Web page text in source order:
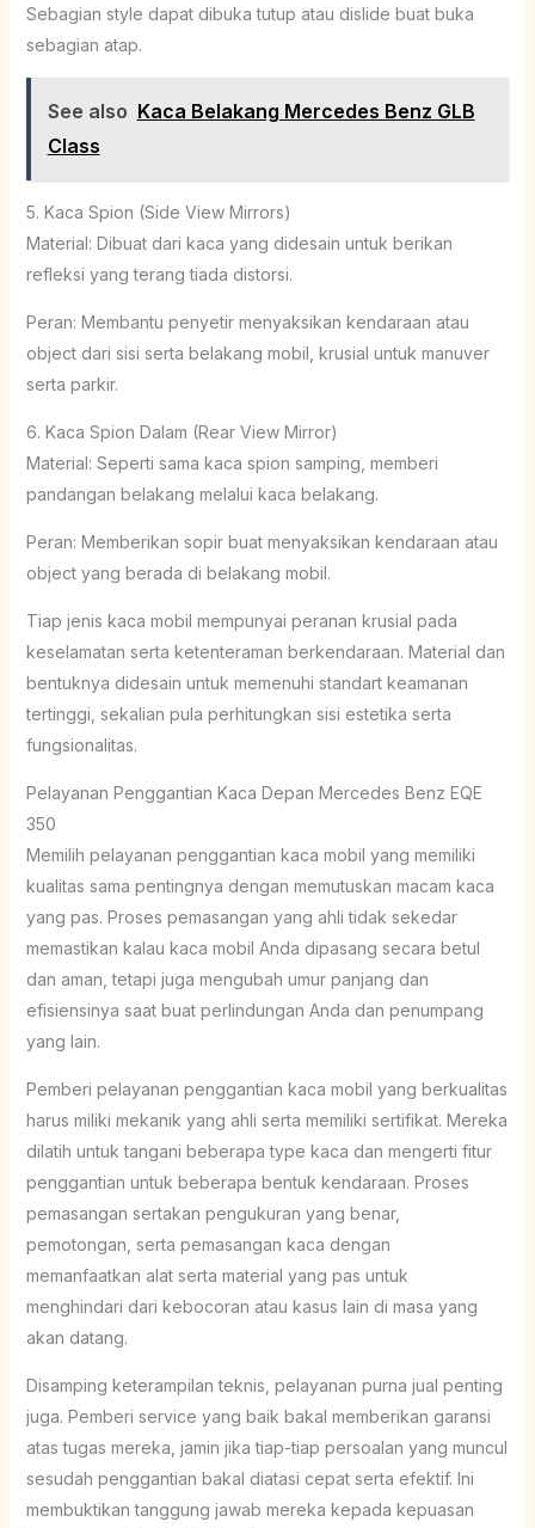
Sebagian style dapat dibuka tutup atau dislide buat buka
sebagian atap.
See also Kaca Belakang Mercedes Benz GLB
Class
5. Kaca Spion (Side View Mirrors)
Material: Dibuat dari kaca yang didesain untuk berikan
refleksi yang terang tiada distorsi.
Peran: Membantu penyetir menyaksikan kendaraan atau
object dari sisi serta belakang mobil, krusial untuk manuver
serta parkir.
6. Kaca Spion Dalam (Rear View Mirror)
Material: Seperti sama kaca spion samping, memberi
pandangan belakang melalui kaca belakang.
Peran: Memberikan sopir buat menyaksikan kendaraan atau
object yang berada di belakang mobil.
Tiap jenis kaca mobil mempunyai peranan krusial pada
keselamatan serta ketenteraman berkendaraan. Material dan
bentuknya didesain untuk memenuhi standart keamanan
tertinggi, sekalian pula perhitungkan sisi estetika serta
fungsionalitas.
Pelayanan Penggantian Kaca Depan Mercedes Benz EQE
350
Memilih pelayanan penggantian kaca mobil yang memiliki
kualitas sama pentingnya dengan memutuskan macam kaca
yang pas. Proses pemasangan yang ahli tidak sekedar
memastikan kalau kaca mobil Anda dipasang secara betul
dan aman, tetapi juga mengubah umur panjang dan
efisiensinya saat buat perlindungan Anda dan penumpang
yang lain.
Pemberi pelayanan penggantian kaca mobil yang berkualitas
harus miliki mekanik yang ahli serta memiliki sertifikat. Mereka
dilatih untuk tangani beberapa type kaca dan mengerti fitur
penggantian untuk beberapa bentuk kendaraan. Proses
pemasangan sertakan pengukuran yang benar,
pemotongan, serta pemasangan kaca dengan
memanfaatkan alat serta material yang pas untuk
menghindari dari kebocoran atau kasus lain di masa yang
akan datang.
Disamping keterampilan teknis, pelayanan purna jual penting
juga. Pemberi service yang baik bakal memberikan garansi
atas tugas mereka, jamin jika tiap-tiap persoalan yang muncul
sesudah penggantian bakal diatasi cepat serta efektif. Ini
membuktikan tanggung jawab mereka kepada kepuasan